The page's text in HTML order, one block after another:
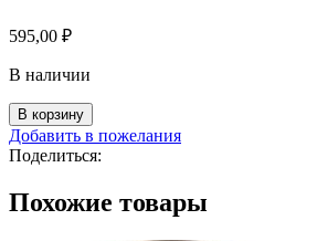
595,00 ₽
В наличии
Количество
товара
Ящик
балконный
с
поддоном
В корзину
Добавить в пожелания
Поделиться:
Похожие товары